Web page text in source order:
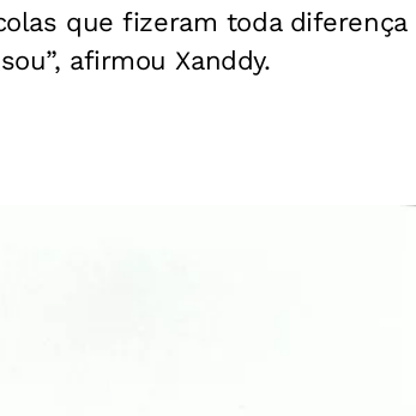
que fizeram toda diferença
afirmou Xanddy.